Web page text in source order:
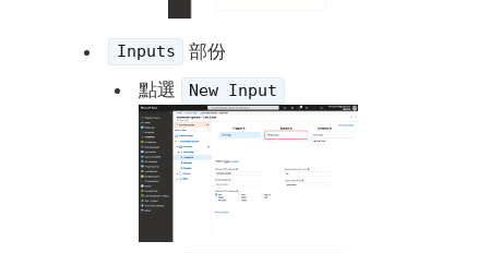
Inputs
部份
點選
New Input